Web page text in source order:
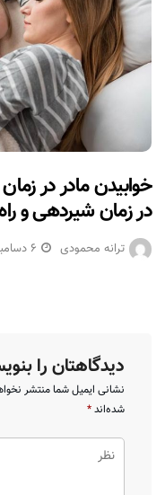
خوابیدن مادر در
در زمان شیردهی و
ترانه محمودی 6 دسامبر 2021
دیدگاهتان را
نشانی ایمیل شما منتشر
شده‌اند*